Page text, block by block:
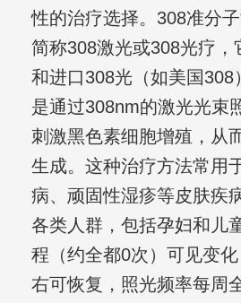
性的治疗选择。308准分
简称308激光或308光疗，
和进口308光（如美国308
是通过308nm的激光光束
刺激黑色素细胞增殖，从
生成。这种治疗方法常用
病、顽固性湿疹等皮肤疾
各类人群，包括孕妇和儿
程（约全都0次）可见变
右可恢复，照光频率每周